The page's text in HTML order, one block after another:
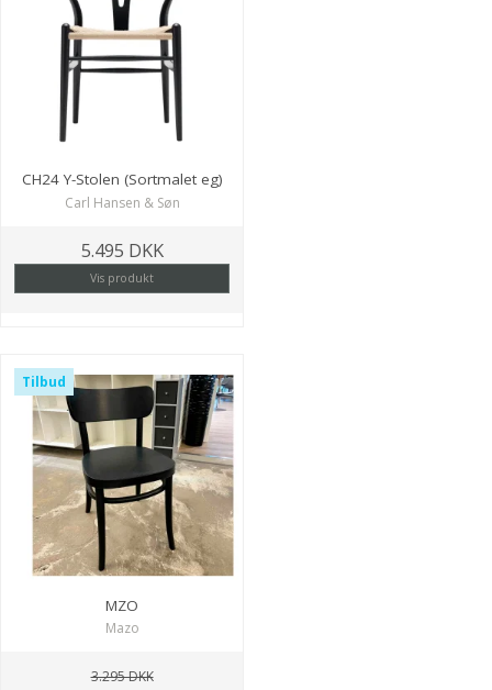
CH24 Y-Stolen (Sortmalet eg)
Carl Hansen & Søn
5.495 DKK
Vis produkt
Tilbud
MZO
Mazo
3.295 DKK